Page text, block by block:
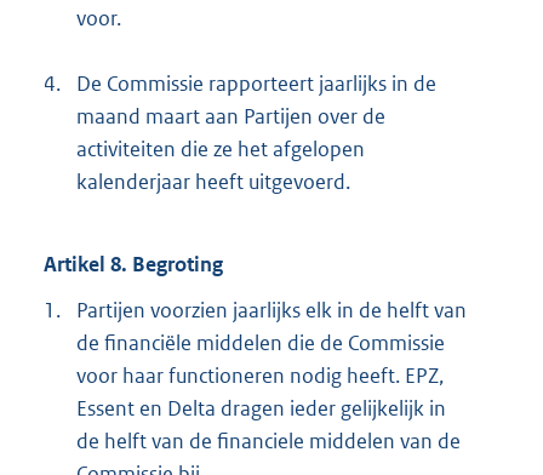
voor.
4.
De Commissie rapporteert jaarlijks in de
maand maart aan Partijen over de
activiteiten die ze het afgelopen
kalenderjaar heeft uitgevoerd.
Artikel 8. Begroting
1.
Partijen voorzien jaarlijks elk in de helft van
de financiële middelen die de Commissie
voor haar functioneren nodig heeft. EPZ,
Essent en Delta dragen ieder gelijkelijk in
de helft van de financiele middelen van de